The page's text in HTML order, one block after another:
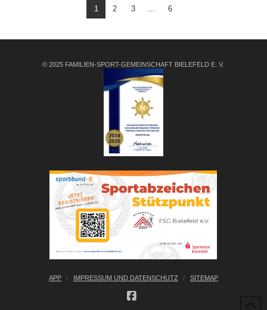
1 2 3 6
© 2025 FAMILIEN-SPORT-GEMEINSCHAFT BIELEFELD E. V.
APP IMPRESSUM UND DATENSCHUTZ SITEMAP